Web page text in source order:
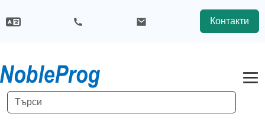
Контакти